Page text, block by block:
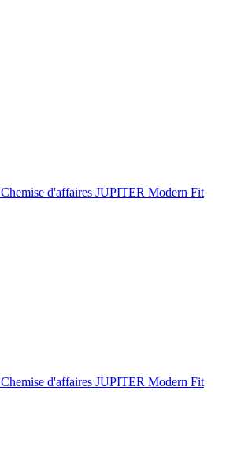
Chemise d'affaires JUPITER Modern Fit
Chemise d'affaires JUPITER Modern Fit